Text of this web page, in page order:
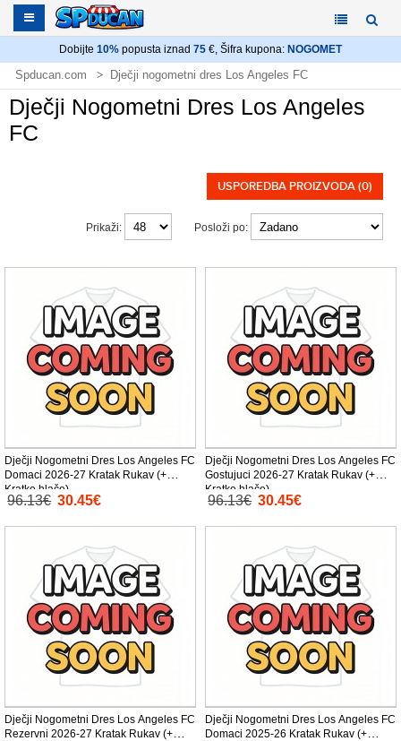
Dobijte 10% popusta iznad 75 €, Šifra kupona: NOGOMET
Spducan.com Dječji nogometni dres Los Angeles FC
Dječji Nogometni Dres Los Angeles
FC
USPOREDBA PROIZVODA (0)
Posloži po:
Prikaži:
Dječji Nogometni Dres Los Angeles FC
Domaci 2026-27 Kratak Rukav (+
Kratke hlače)
96.13€ 30.45€
Dječji Nogometni Dres Los Angeles FC
Gostujuci 2026-27 Kratak Rukav (+
Kratke hlače)
96.13€ 30.45€
Dječji Nogometni Dres Los Angeles FC
Rezervni 2026-27 Kratak Rukav (+
Dječji Nogometni Dres Los Angeles FC
Domaci 2025-26 Kratak Rukav (+